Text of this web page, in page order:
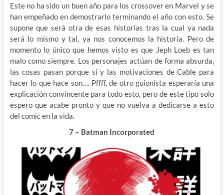
Este no ha sido un buen año para los crossover en Marvel y se
han empeñado en demostrarlo terminando el año con esto. Se
supone que será otra de esas historias tras la cual ya nada
será lo mismo y tal, ya nos conocemos la historia. Pero de
momento lo único que hemos visto es que Jeph Loeb es tan
malo como siempre. Los personajes actúan de forma absurda,
las cosas pasan porque si y las motivaciones de Cable para
hacer lo que hace son…. Pffff, de otro guionista esperaría una
explicación convincente para todo esto, pero de este tipo solo
espero que acabe pronto y que no vuelva a dedicarse a esto
del comic en la vida.
7 – Batman Incorporated